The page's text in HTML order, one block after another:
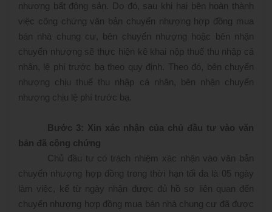
nhượng bất động sản. Do đó, sau khi hai bên hoàn thành
việc công chứng văn bản chuyển nhượng hợp đồng mua
bán nhà chung cư, bên chuyển nhượng hoặc bên nhận
chuyển nhượng sẽ thực hiện kê khai nộp thuế thu nhập cá
nhân, lệ phí trước bạ theo quy định. Theo đó, bên chuyển
nhượng chịu thuế thu nhập cá nhân, bên nhận chuyển
nhượng chịu lệ phí trước bạ.
Bước 3: Xin xác nhận của chủ đầu tư vào văn
bản đã công chứng
Chủ đầu tư có trách nhiệm xác nhận vào văn bản
chuyển nhượng hợp đồng trong thời hạn tối đa là 05 ngày
làm việc, kể từ ngày nhận được đủ hồ sơ liên quan đến
chuyển nhượng hợp đồng mua bán nhà chung cư đã được